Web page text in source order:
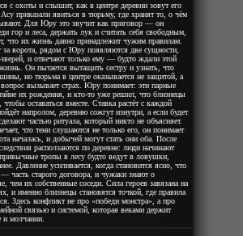
с охоты и слышит, как в центре деревни зовут его
Асу приказали явиться в тюрьму, где хранят то, о чём
Для Юру это звучит как приговор — он
гор и леса, держать лук и считать себя свободным,
что их жизнь давно принадлежит чужим правилам.
ворота, рядом с Юру появляются две сущности,
и отвечают только ему — будто ждали этой
Он пытается вытащить сестру и узнать, что
но тюрьма в центре оказывается не защитой, а
вызывает страх. Юру понимает: эти парные
их рождения, и кто-то уже решил, что близнецы
оставаться вместе. Ставка растёт с каждой
напролом, деревню сожгут изнутри, а если будет
частью ритуала, который никто не объясняет.
что тени слушаются не только его, он понимает
началась, и добычей могут стать они оба. После
расползаются по деревне: люди начинают
тропы в лесу будто ведут в ловушки,
Давление усиливается, когда становится ясно, что
часть старого договора, и чужаки знают о
чем их собственные соседи. Сила героев завязана на
и именно близнецы становятся точкой, где правила
Здесь конфликт не про «победи монстра», а про
связью и системой, которая веками держит
и молчании.